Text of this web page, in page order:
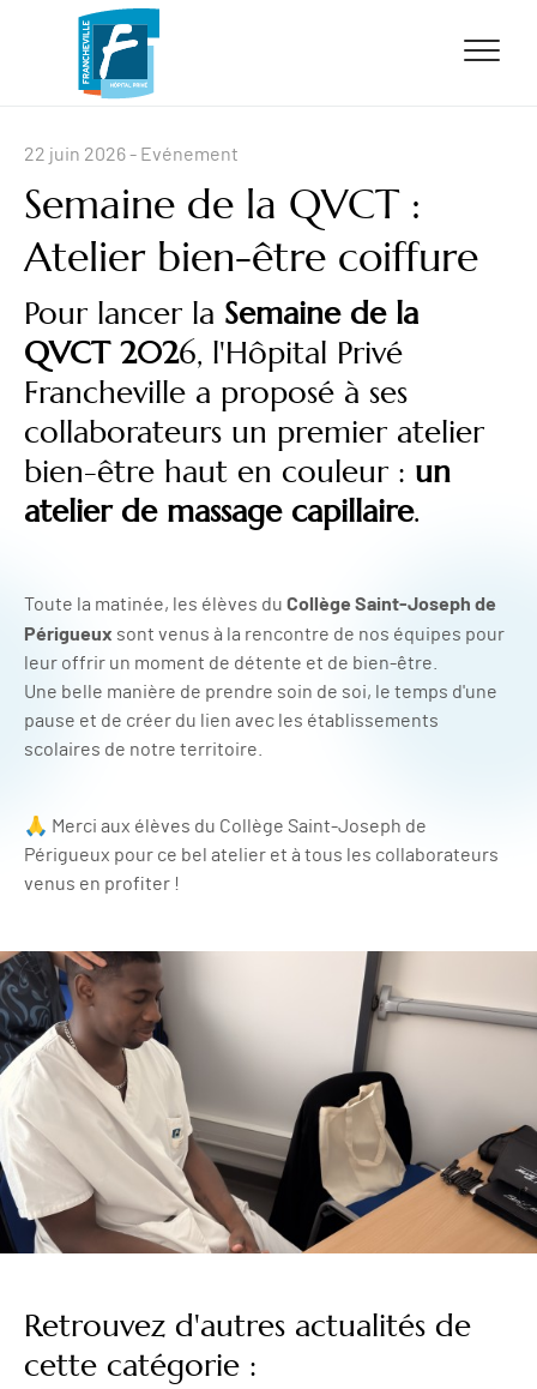
ALLER AU CONTENU
ALLER AU MENU
ALLER À LA RECHERCHE
22 juin 2026- Evénement
Semaine de la QVCT :
Atelier bien-être coiffure
Pour lancer la Semaine de la
QVCT 2026, l'Hôpital Privé
Francheville a proposé à ses
collaborateurs un premier atelier
bien-être haut en couleur : un
atelier de massage capillaire.
Toute la matinée, les élèves du Collège Saint-Joseph de
Périgueux sont venus à la rencontre de nos équipes pour
leur offrir un moment de détente et de bien-être.
Une belle manière de prendre soin de soi, le temps d'une
pause et de créer du lien avec les établissements
scolaires de notre territoire.
🙏 Merci aux élèves du Collège Saint-Joseph de
Périgueux pour ce bel atelier et à tous les collaborateurs
venus en profiter !
Retrouvez d'autres actualités de
cette catégorie :